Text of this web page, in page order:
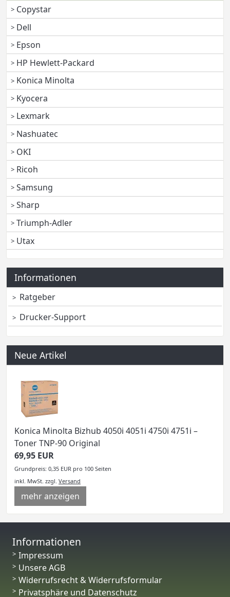
Copystar
Dell
Epson
HP Hewlett-Packard
Konica Minolta
Kyocera
Lexmark
Nashuatec
OKI
Ricoh
Samsung
Sharp
Triumph-Adler
Utax
Informationen
Ratgeber
Drucker-Support
Neue Artikel
Konica Minolta Bizhub 4050i 4051i 4750i 4751i –
Toner TNP-90 Original
69,95 EUR
Grundpreis: 0,35 EUR pro 100 Seiten
inkl. MwSt. zzgl. Versand
mehr anzeigen
Informationen
Impressum
Unsere AGB
Widerrufsrecht & Widerrufsformular
Privatsphäre und Datenschutz